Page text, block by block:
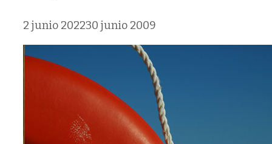
2 junio 202230 junio 2009